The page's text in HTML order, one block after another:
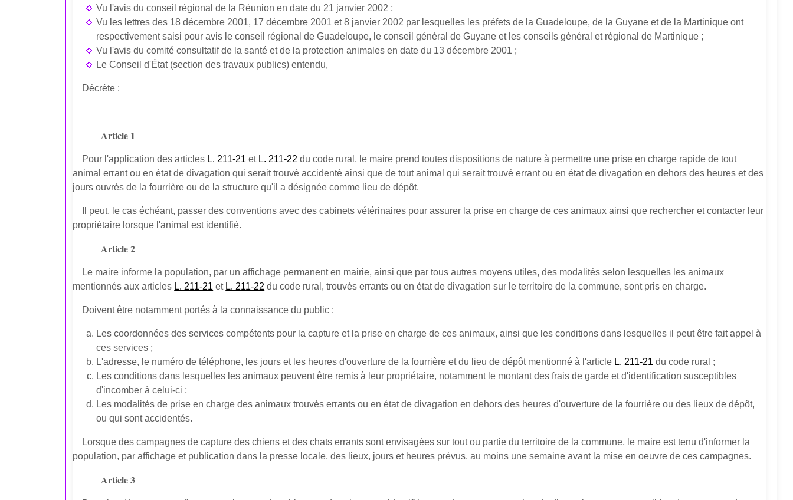
Vu l'avis du conseil régional de la Réunion en date du 21 janvier 2002 ;
Vu les lettres des 18 décembre 2001, 17 décembre 2001 et 8 janvier 2002 par lesquelles les préfets de la Guadeloupe, de la Guyane et de la Martinique ont
respectivement saisi pour avis le conseil régional de Guadeloupe, le conseil général de Guyane et les conseils général et régional de Martinique ;
Vu l'avis du comité consultatif de la santé et de la protection animales en date du 13 décembre 2001 ;
Le Conseil d'État (section des travaux publics) entendu,
Décrète :
Article 1
Pour l'application des articles L. 211-21 et L. 211-22 du code rural, le maire prend toutes dispositions de nature à permettre une prise en charge rapide de tout
animal errant ou en état de divagation qui serait trouvé accidenté ainsi que de tout animal qui serait trouvé errant ou en état de divagation en dehors des heures et des
jours ouvrés de la fourrière ou de la structure qu'il a désignée comme lieu de dépôt.
Il peut, le cas échéant, passer des conventions avec des cabinets vétérinaires pour assurer la prise en charge de ces animaux ainsi que rechercher et contacter leur
propriétaire lorsque l'animal est identifié.
Article 2
Le maire informe la population, par un affichage permanent en mairie, ainsi que par tous autres moyens utiles, des modalités selon lesquelles les animaux
mentionnés aux articles L. 211-21 et L. 211-22 du code rural, trouvés errants ou en état de divagation sur le territoire de la commune, sont pris en charge.
Doivent être notamment portés à la connaissance du public :
Les coordonnées des services compétents pour la capture et la prise en charge de ces animaux, ainsi que les conditions dans lesquelles il peut être fait appel à
ces services ;
L'adresse, le numéro de téléphone, les jours et les heures d'ouverture de la fourrière et du lieu de dépôt mentionné à l'article L. 211-21 du code rural ;
Les conditions dans lesquelles les animaux peuvent être remis à leur propriétaire, notamment le montant des frais de garde et d'identification susceptibles
d'incomber à celui-ci ;
Les modalités de prise en charge des animaux trouvés errants ou en état de divagation en dehors des heures d'ouverture de la fourrière ou des lieux de dépôt,
ou qui sont accidentés.
Lorsque des campagnes de capture des chiens et des chats errants sont envisagées sur tout ou partie du territoire de la commune, le maire est tenu d'informer la
population, par affichage et publication dans la presse locale, des lieux, jours et heures prévus, au moins une semaine avant la mise en oeuvre de ces campagnes.
Article 3